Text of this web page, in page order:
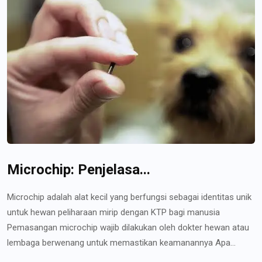
Microchip: Penjelasa...
Microchip adalah alat kecil yang berfungsi sebagai identitas unik
untuk hewan peliharaan mirip dengan KTP bagi manusia
Pemasangan microchip wajib dilakukan oleh dokter hewan atau
lembaga berwenang untuk memastikan keamanannya Apa...